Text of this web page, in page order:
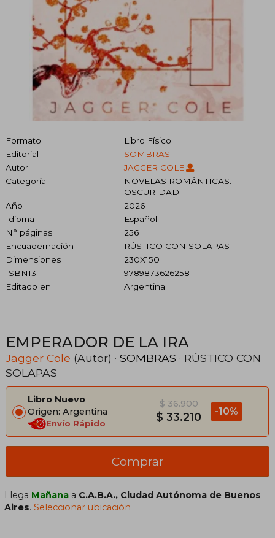
Formato
Libro Físico
Editorial
SOMBRAS
Autor
JAGGER COLE
Categoría
NOVELAS ROMÁNTICAS.
OSCURIDAD.
Año
2026
Idioma
Español
N° páginas
256
Encuadernación
RÚSTICO CON SOLAPAS
Dimensiones
230X150
ISBN13
9789873626258
Editado en
Argentina
EMPERADOR DE LA IRA
Jagger Cole (Autor) · SOMBRAS · RÚSTICO CON
SOLAPAS
Libro Nuevo
Origen: Argentina
Envío Rápido
$ 36.900
$ 33.210 -10%
Comprar
Llega Mañana a C.A.B.A., Ciudad Autónoma de Buenos
Aires.Seleccionar ubicación